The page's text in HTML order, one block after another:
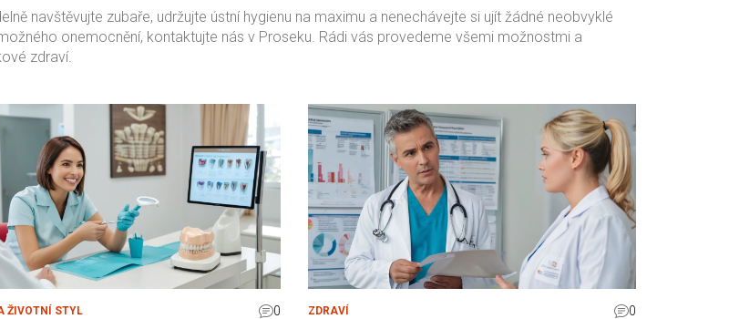
navštěvujte zubaře, udržujte ústní hygienu na maximu a nenechávejte si ujít žádné neobvyklé
onemocnění, kontaktujte nás v Proseku. Rádi vás provedeme všemi možnostmi a
zdraví.
ŽIVOTNÍ STYL 0 ZDRAVÍ 0